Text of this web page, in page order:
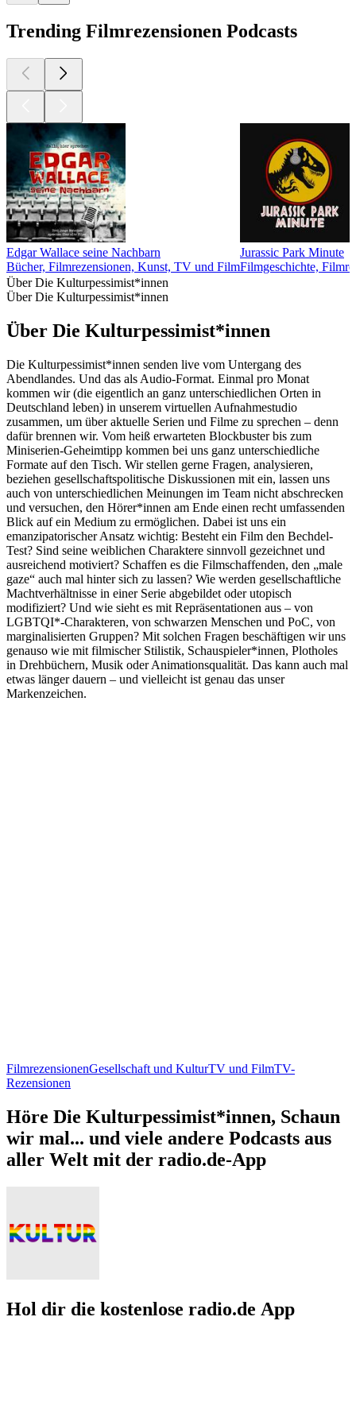
Trending Filmrezensionen Podcasts
Edgar Wallace seine Nachbarn
Bücher, Filmrezensionen, Kunst, TV und Film
Jurassic Park Minute
Filmgeschichte,
Über Die Kulturpessimist*innen
Über Die Kulturpessimist*innen
Über Die Kulturpessimist*innen
Die Kulturpessimist*innen senden live vom Untergang des
Abendlandes. Und das als Audio-Format. Einmal pro Monat
kommen wir (die eigentlich an ganz unterschiedlichen Orten in
Deutschland leben) in unserem virtuellen Aufnahmestudio
zusammen, um über aktuelle Serien und Filme zu sprechen – denn
dafür brennen wir. Vom heiß erwarteten Blockbuster bis zum
Miniserien-Geheimtipp kommen bei uns ganz unterschiedliche
Formate auf den Tisch. Wir stellen gerne Fragen, analysieren,
beziehen gesellschaftspolitische Diskussionen mit ein, lassen uns
auch von unterschiedlichen Meinungen im Team nicht abschrecken
und versuchen, den Hörer*innen am Ende einen recht umfassenden
Blick auf ein Medium zu ermöglichen. Dabei ist uns ein
emanzipatorischer Ansatz wichtig: Besteht ein Film den Bechdel-
Test? Sind seine weiblichen Charaktere sinnvoll gezeichnet und
ausreichend motiviert? Schaffen es die Filmschaffenden, den „male
gaze“ auch mal hinter sich zu lassen? Wie werden gesellschaftliche
Machtverhältnisse in einer Serie abgebildet oder utopisch
modifiziert? Und wie sieht es mit Repräsentationen aus – von
LGBTQI*-Charakteren, von schwarzen Menschen und PoC, von
marginalisierten Gruppen? Mit solchen Fragen beschäftigen wir uns
genauso wie mit filmischer Stilistik, Schauspieler*innen, Plotholes
in Drehbüchern, Musik oder Animationsqualität. Das kann auch mal
etwas länger dauern – und vielleicht ist genau das unser
Markenzeichen.
FilmrezensionenGesellschaft und KulturTV und FilmTV-
Rezensionen
Höre Die Kulturpessimist*innen, Schaun
wir mal... und viele andere Podcasts aus
aller Welt mit der radio.de-App
Hol dir die kostenlose radio.de App